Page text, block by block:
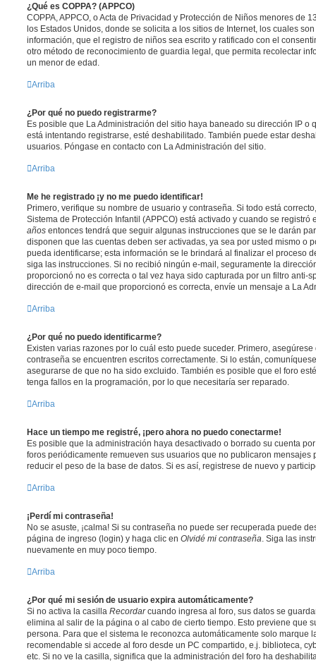
¿Qué es COPPA? (APPCO)
COPPA, APPCO, o Acta de Privacidad y Protección de Niños menores de
los Estados Unidos, donde se solicita a los sitios de Internet, los cuales
información, que el registro de niños sea escrito y ratificado con el
otro método de reconocimiento de guardia legal, que permita recolectar
un menor de edad.
Arriba
¿Por qué no puedo registrarme?
Es posible que La Administración del sitio haya baneado su dirección IP o
está intentando registrarse, esté deshabilitado. También puede estar
usuarios. Póngase en contacto con La Administración del sitio.
Arriba
Me he registrado ¡y no me puedo identificar!
Primero, verifique su nombre de usuario y contraseña. Si todo está
Sistema de Protección Infantil (APPCO) está activado y cuando se
años entonces tendrá que seguir algunas instrucciones que se le darán
disponen que las cuentas deben ser activadas, ya sea por usted mismo o
pueda identificarse; esta información se le brindará al finalizar el proceso
siga las instrucciones. Si no recibió ningún e-mail, seguramente la
proporcionó no es correcta o tal vez haya sido capturada por un filtro anti-
dirección de e-mail que proporcionó es correcta, envíe un mensaje a La
Arriba
¿Por qué no puedo identificarme?
Existen varias razones por lo cuál esto puede suceder. Primero,
contraseña se encuentren escritos correctamente. Si lo están,
asegurarse de que no ha sido excluido. También es posible que el foro
tenga fallos en la programación, por lo que necesitaría ser reparado.
Arriba
Hace un tiempo me registré, ¡pero ahora no puedo conectarme!
Es posible que la administración haya desactivado o borrado su cuenta
foros periódicamente remueven sus usuarios que no publicaron mensajes
reducir el peso de la base de datos. Si es así, registrese de nuevo y
Arriba
¡Perdí mi contraseña!
No se asuste, ¡calma! Si su contraseña no puede ser recuperada puede
página de ingreso (login) y haga clic en Olvidé mi contraseña . Siga las
nuevamente en muy poco tiempo.
Arriba
¿Por qué mi sesión de usuario expira automáticamente?
Si no activa la casilla Recordarcuando ingresa al foro, sus datos se
elimina al salir de la página o al cabo de cierto tiempo. Esto previene que
persona. Para que el sistema le reconozca automáticamente solo marque
recomendable si accede al foro desde un PC compartido, e.j. biblioteca,
etc. Si no ve la casilla, significa que la administración del foro ha